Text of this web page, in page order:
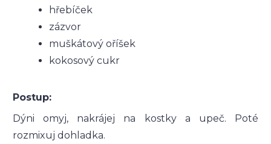
hřebíček
zázvor
muškátový oříšek
kokosový cukr
Postup:
Dýni omyj, nakrájej na kostky a upeč. Poté
rozmixuj dohladka.